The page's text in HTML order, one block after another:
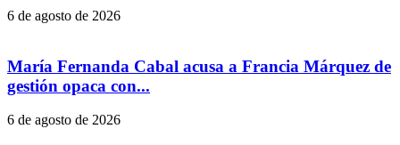
6 de agosto de 2026
María Fernanda Cabal acusa a Francia Márquez de
gestión opaca con...
6 de agosto de 2026